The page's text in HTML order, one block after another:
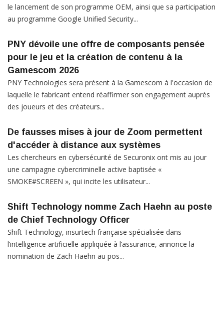
le lancement de son programme OEM, ainsi que sa participation
au programme Google Unified Security...
PNY dévoile une offre de composants pensée
pour le jeu et la création de contenu à la
Gamescom 2026
PNY Technologies sera présent à la Gamescom à l'occasion de
laquelle le fabricant entend réaffirmer son engagement auprès
des joueurs et des créateurs...
De fausses mises à jour de Zoom permettent
d'accéder à distance aux systèmes
Les chercheurs en cybersécurité de Securonix ont mis au jour
une campagne cybercriminelle active baptisée «
SMOKE#SCREEN », qui incite les utilisateur...
Shift Technology nomme Zach Haehn au poste
de Chief Technology Officer
Shift Technology, insurtech française spécialisée dans
l’intelligence artificielle appliquée à l’assurance, annonce la
nomination de Zach Haehn au pos...